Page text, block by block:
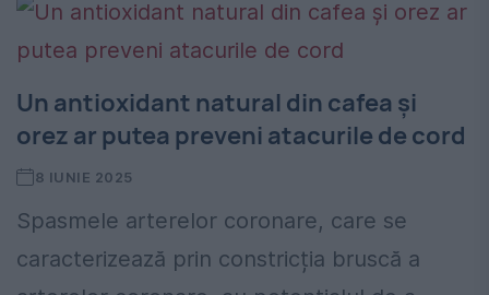
Un antioxidant natural din cafea și
orez ar putea preveni atacurile de cord
8 IUNIE 2025
Spasmele arterelor coronare, care se
caracterizează prin constricția bruscă a